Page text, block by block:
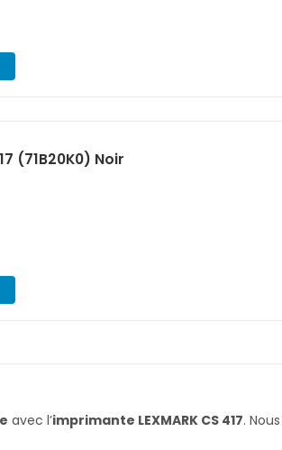
(71B20K0) Noir
avec l’imprimante LEXMARK CS 417.